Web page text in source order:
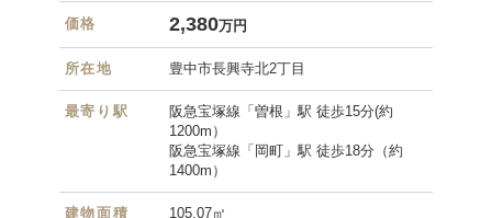
価格 2,380万円
所在地 豊中市長興寺北2丁目
最寄り駅
阪急宝塚線「曽根」駅 徒歩15分(約
1200m）
阪急宝塚線「岡町」駅 徒歩18分（約
1400m）
建物面積 105.07㎡